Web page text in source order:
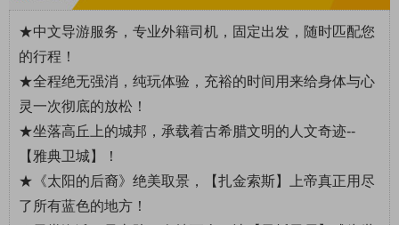
★中文导游服务，专业外籍司机，固定出发，随时匹配您
的行程！
★全程绝无强消，纯玩体验，充裕的时间用来给身体与心
灵一次彻底的放松！
★坐落高丘上的城邦，承载着古希腊文明的人文奇迹--
【雅典卫城】！
★《太阳的后裔》绝美取景，【扎金索斯】上帝真正用尽
了所有蓝色的地方！